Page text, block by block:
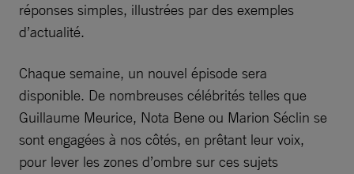
réponses simples, illustrées par des exemples
d’actualité.
Chaque semaine, un nouvel épisode sera
disponible. De nombreuses célébrités telles que
Guillaume Meurice, Nota Bene ou Marion Séclin se
sont engagées à nos côtés, en prêtant leur voix,
pour lever les zones d’ombre sur ces sujets